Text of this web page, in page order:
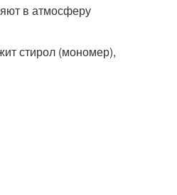
в атмосферу
стирол (мономер),